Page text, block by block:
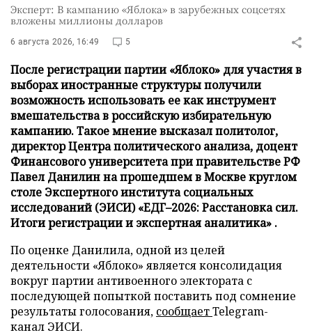
Эксперт: В кампанию «Яблока» в зарубежных соцсетях
вложены миллионы долларов
6 августа 2026, 16:49 5
После регистрации партии «Яблоко» для участия в
выборах иностранные структуры получили
возможность использовать ее как инструмент
вмешательства в российскую избирательную
кампанию. Такое мнение высказал политолог,
директор Центра политического анализа, доцент
Финансового университета при правительстве РФ
Павел Данилин на прошедшем в Москве круглом
столе Экспертного института социальных
исследований (ЭИСИ) «ЕДГ–2026: Расстановка сил.
Итоги регистрации и экспертная аналитика» .
По оценке Данилила, одной из целей
деятельности «Яблоко» является консолидация
вокруг партии антивоенного электората с
последующей попыткой поставить под сомнение
результаты голосования, сообщаетTelegram-
канал ЭИСИ.